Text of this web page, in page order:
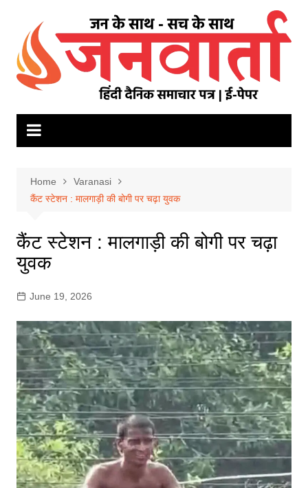
content
Home
Varanasi
कैंट स्टेशन : मालगाड़ी की बोगी पर चढ़ा युवक
कैंट स्टेशन : मालगाड़ी की बोगी पर चढ़ा
युवक
June 19, 2026